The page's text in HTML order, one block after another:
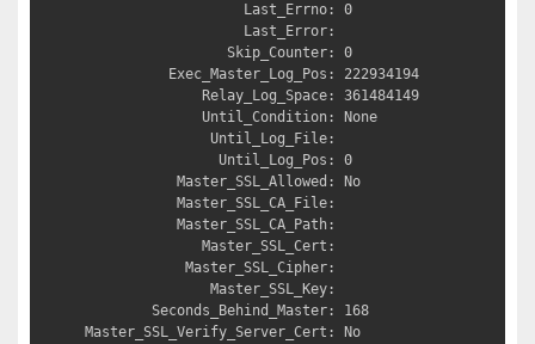
Last_Errno: 0
Last_Error:
Skip_Counter: 0
Exec_Master_Log_Pos: 222934194
Relay_Log_Space: 361484149
Until_Condition: None
Until_Log_File:
Until_Log_Pos: 0
Master_SSL_Allowed: No
Master_SSL_CA_File:
Master_SSL_CA_Path:
Master_SSL_Cert:
Master_SSL_Cipher:
Master_SSL_Key:
Seconds_Behind_Master: 168
Master_SSL_Verify_Server_Cert: No